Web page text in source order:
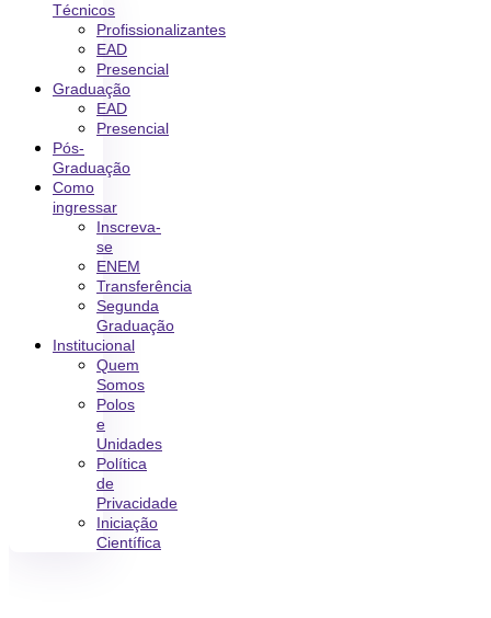
Técnicos
Profissionalizantes
EAD
Presencial
Graduação
EAD
Presencial
Pós-
Graduação
Como
ingressar
Inscreva-
se
ENEM
Transferência
Segunda
Graduação
Institucional
Quem
Somos
Polos
e
Unidades
Política
de
Privacidade
Iniciação
Científica